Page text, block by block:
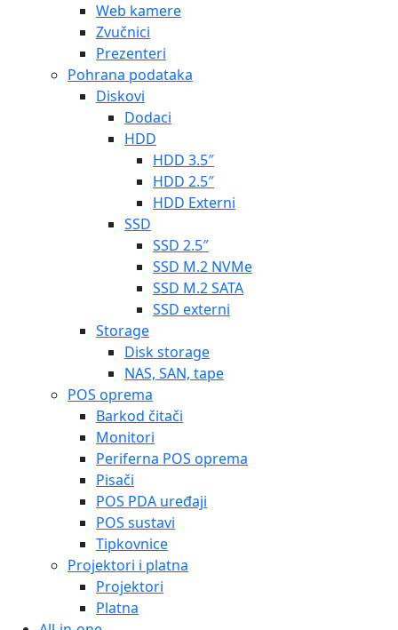
Web kamere
Zvučnici
Prezenteri
Pohrana podataka
Diskovi
Dodaci
HDD
HDD 3.5″
HDD 2.5″
HDD Externi
SSD
SSD 2.5″
SSD M.2 NVMe
SSD M.2 SATA
SSD externi
Storage
Disk storage
NAS, SAN, tape
POS oprema
Barkod čitači
Monitori
Periferna POS oprema
Pisači
POS PDA uređaji
POS sustavi
Tipkovnice
Projektori i platna
Projektori
Platna